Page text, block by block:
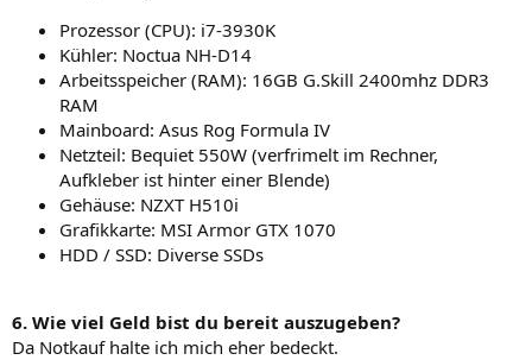
Prozessor (CPU): i7-3930K
Kühler: Noctua NH-D14
Arbeitsspeicher (RAM): 16GB G.Skill 2400mhz DDR3
RAM
Mainboard: Asus Rog Formula IV
Netzteil: Bequiet 550W (verfrimelt im Rechner,
Aufkleber ist hinter einer Blende)
Gehäuse: NZXT H510i
Grafikkarte: MSI Armor GTX 1070
HDD / SSD: Diverse SSDs
6. Wie viel Geld bist du bereit auszugeben?
Da Notkauf halte ich mich eher bedeckt.